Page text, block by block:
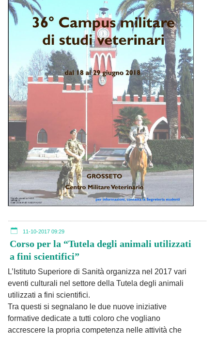
11-10-2017 09:29
Corso per la “Tutela degli animali utilizzati
a fini scientifici”
L’Istituto Superiore di Sanità organizza nel 2017 vari
eventi culturali nel settore della Tutela degli animali
utilizzati a fini scientifici.
Tra questi si segnalano le due nuove iniziative
formative dedicate a tutti coloro che vogliano
accrescere la propria competenza nelle attività che